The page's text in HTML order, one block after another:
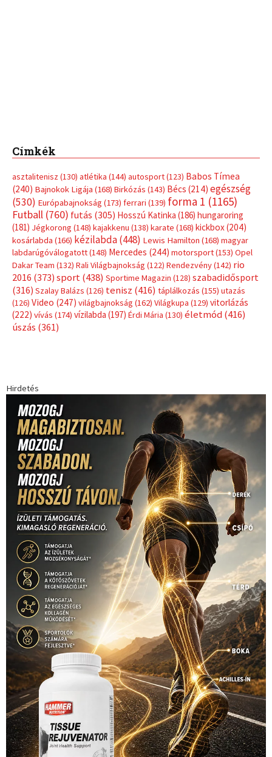
Címkék
asztalitenisz (130) atlétika (144) autosport(123) Babos Tímea
(240) Bajnokok Ligája (168) Birkózás (143) Bécs (214) egészség
(530) Európabajnokság (173) ferrari (139) forma 1 (1165)
Futball (760) futás (305) Hosszú Katinka (186) hungaroring
(181) Jégkorong (148) kajakkenu (138) karate (168) kickbox(204)
kosárlabda (166) kézilabda(448) Lewis Hamilton (168) magyar
labdarúgóválogatott(148) Mercedes (244) motorsport(153) Opel
Dakar Team (132) Rali Világbajnokság (122) Rendezvény(142) rio
2016 (373) sport(438) Sportime Magazin (128) szabadidősport
(316) Szalay Balázs (126) tenisz (416) táplálkozás (155) utazás
(126) Video (247) világbajnokság (162) Világkupa (129) vitorlázás
(222) vívás (174) vízilabda (197) Érdi Mária (130) életmód(416)
úszás (361)
Hirdetés